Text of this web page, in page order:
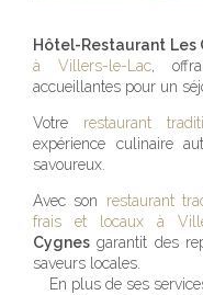
Hôtel-Restaurant Les
à Villers-le-Lac,
accueillantes pour un
Votre restaurant
expérience culinaire
savoureux.
Avec son restaurant
frais et locaux à
Cygnes garantit des
saveurs locales.
En plus de ses